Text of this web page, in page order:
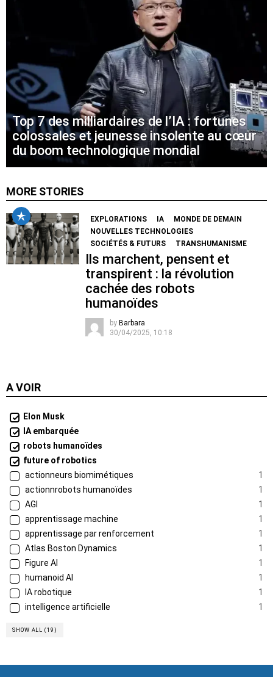
Top 7 des milliardaires de l’IA : fortunes
colossales et jeunesse insolente au cœur
du boom technologique mondial
MORE STORIES
EXPLORATIONS IA
MONDE DE DEMAIN
NOUVELLES TECHNOLOGIES
SOCIÉTÉS & FUTURS
TRANSHUMANISME
Ils marchent, pensent et
transpirent : la révolution
cachée des robots
humanoïdes
by Barbara
30/04/2025, 10:18
A VOIR
Elon Musk
IA embarquée
robots humanoïdes
future of robotics
actionneurs biomimétiques
1
actionnrobots humanoïdes
1
AGI
1
apprentissage machine
1
apprentissage par renforcement
1
Atlas Boston Dynamics
1
Figure AI
1
humanoid AI
1
IA robotique
1
intelligence artificielle
1
SHOW ALL (19)